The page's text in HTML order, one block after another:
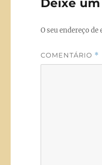
Deixe
O seu endereço
COMENTÁRIO *